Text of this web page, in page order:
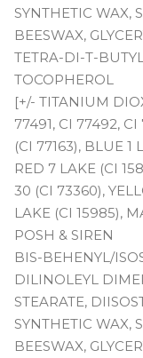
SYNTHETIC WAX,
BEESWAX,
TETRA-DI-T-
TOCOPHEROL
[+/- TITANIUM
77491, CI 77492,
(CI 77163), BLUE 1
RED 7 LAKE (CI
30 (CI 73360),
LAKE (CI 15985),
POSH & SIREN
BIS-BEHENYL/
DILINOLEYL
STEARATE,
SYNTHETIC WAX,
BEESWAX,